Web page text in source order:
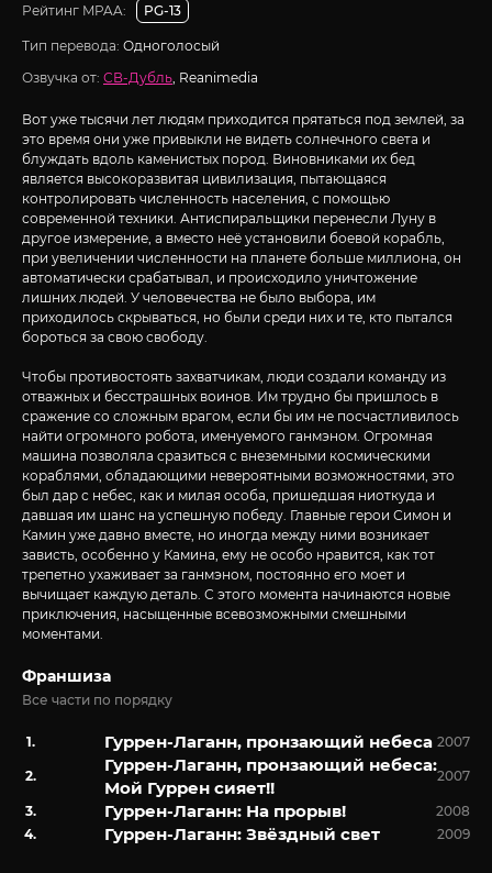
Рейтинг MPAA: PG-13
Тип перевода: Одноголосый
Озвучка от: СВ-Дубль, Reanimedia
Вот уже тысячи лет людям приходится прятаться под землей, за
это время они уже привыкли не видеть солнечного света и
блуждать вдоль каменистых пород. Виновниками их бед
является высокоразвитая цивилизация, пытающаяся
контролировать численность населения, с помощью
современной техники. Антиспиральщики перенесли Луну в
другое измерение, а вместо неё установили боевой корабль,
при увеличении численности на планете больше миллиона, он
автоматически срабатывал, и происходило уничтожение
лишних людей. У человечества не было выбора, им
приходилось скрываться, но были среди них и те, кто пытался
бороться за свою свободу.
Чтобы противостоять захватчикам, люди создали команду из
отважных и бесстрашных воинов. Им трудно бы пришлось в
сражение со сложным врагом, если бы им не посчастливилось
найти огромного робота, именуемого ганмэном. Огромная
машина позволяла сразиться с внеземными космическими
кораблями, обладающими невероятными возможностями, это
был дар с небес, как и милая особа, пришедшая ниоткуда и
давшая им шанс на успешную победу. Главные герои Симон и
Камин уже давно вместе, но иногда между ними возникает
зависть, особенно у Камина, ему не особо нравится, как тот
трепетно ухаживает за ганмэном, постоянно его моет и
вычищает каждую деталь. С этого момента начинаются новые
приключения, насыщенные всевозможными смешными
моментами.
Франшиза
Все части по порядку
Гуррен-Лаганн, пронзающий небеса 2007
Гуррен-Лаганн, пронзающий небеса:
Мой Гуррен сияет!!
2007
Гуррен-Лаганн: На прорыв! 2008
Гуррен-Лаганн: Звёздный свет 2009